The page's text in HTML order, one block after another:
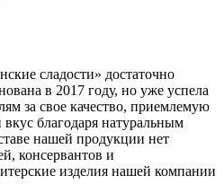
сладости» достаточно
в 2017 году, но уже успела
за свое качество, приемлемую
благодаря натуральным
нашей продукции нет
консервантов и
изделия нашей компании